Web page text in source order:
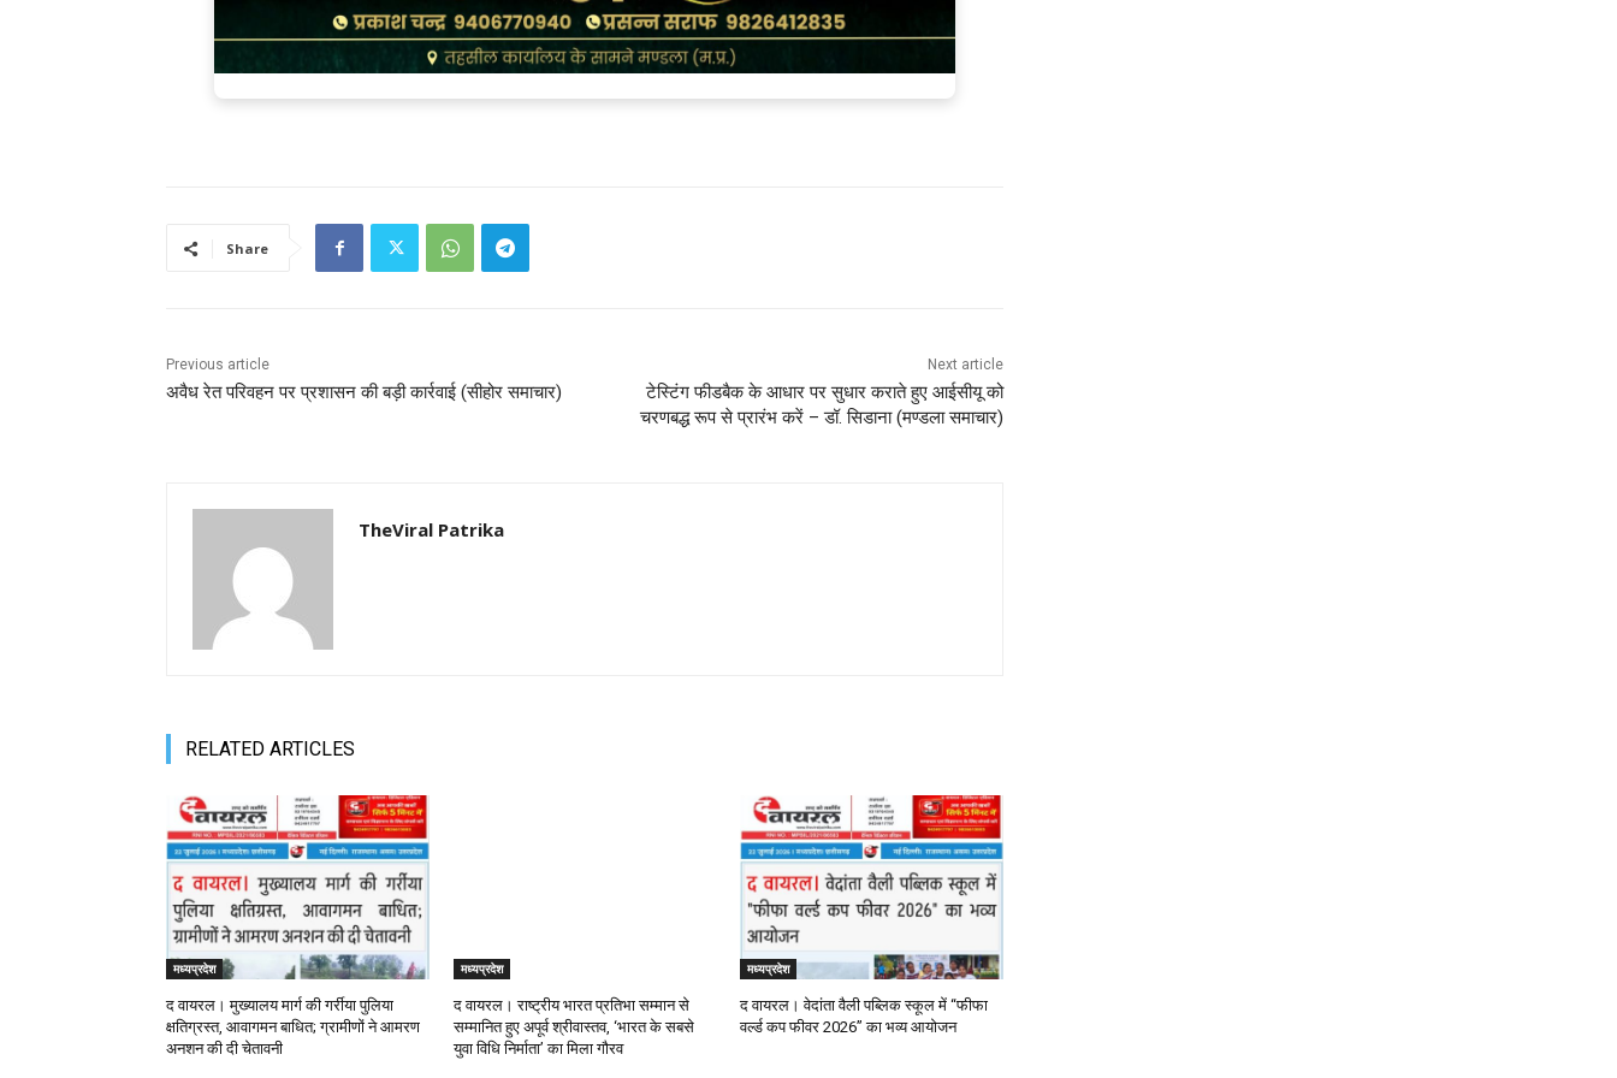
Share
Previous article
अवैध रेत परिवहन पर प्रशासन की बड़ी कार्रवाई (सीहोर समाचार)
Next article
टेस्टिंग फीडबैक के आधार पर सुधार कराते हुए आईसीयू को
चरणबद्ध रूप से प्रारंभ करें – डॉ. सिडाना (मण्‍डला समाचार)
TheViral Patrika
RELATED ARTICLES
मध्यप्रदेश
द वायरल। मुख्यालय मार्ग की गर्रीया पुलिया
क्षतिग्रस्त, आवागमन बाधित; ग्रामीणों ने आमरण
अनशन की दी चेतावनी
मध्यप्रदेश
द वायरल। राष्ट्रीय भारत प्रतिभा सम्मान से
सम्मानित हुए अपूर्व श्रीवास्तव, ‘भारत के सबसे
युवा विधि निर्माता’ का मिला गौरव
मध्यप्रदेश
द वायरल। वेदांता वैली पब्लिक स्कूल में “फीफा
वर्ल्ड कप फीवर 2026” का भव्य आयोजन